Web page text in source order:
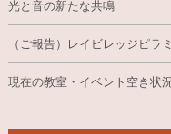
光と音の新たな共鳴
（ご報告）レイビレッジピ
現在の教室・イベント空き状